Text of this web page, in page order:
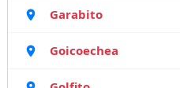
Garabito
Goicoechea